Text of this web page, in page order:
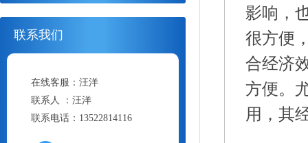
联系我们
在线客服：汪洋
联系人 ：汪洋
联系电话： 13522814116
影响，
很方便
合经济
方便。